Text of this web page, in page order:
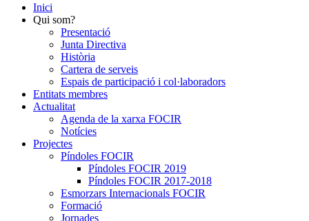
Inici
Qui som?
Presentació
Junta Directiva
Història
Cartera de serveis
Espais de participació i col·laboradors
Entitats membres
Actualitat
Agenda de la xarxa FOCIR
Notícies
Projectes
Píndoles FOCIR
Píndoles FOCIR 2019
Píndoles FOCIR 2017-2018
Esmorzars Internacionals FOCIR
Formació
Jornades